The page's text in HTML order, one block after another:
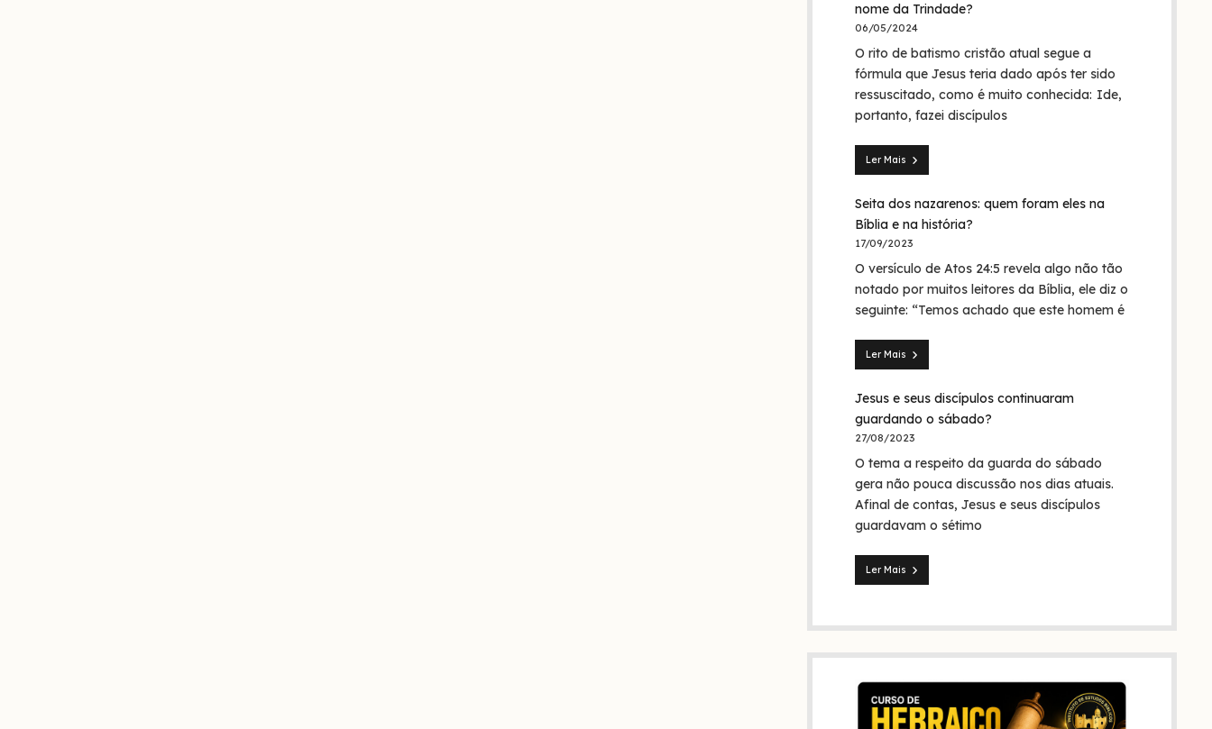
nome da Trindade?
06/05/2024
O rito de batismo cristão atual segue a
fórmula que Jesus teria dado após ter sido
ressuscitado, como é muito conhecida: Ide,
portanto, fazei discípulos
Ler Mais
Mateus
O
batismo
de
era
em
nome
da
Seita dos nazarenos: quem foram eles na
Bíblia e na história?
17/09/2023
O versículo de Atos 24:5 revela algo não tão
notado por muitos leitores da Bíblia, ele diz o
seguinte: “Temos achado que este homem é
Ler Mais
Seita
nazarenos:
quem
foram
na
Bíblia
e
história?
Jesus e seus discípulos continuaram
guardando o sábado?
27/08/2023
O tema a respeito da guarda do sábado
gera não pouca discussão nos dias atuais.
Afinal de contas, Jesus e seus discípulos
guardavam o sétimo
Ler Mais
Jesus
o
sábado?